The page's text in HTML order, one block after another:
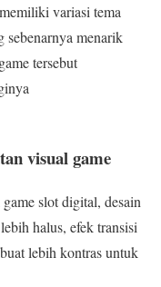
variasi tema
menarik
tersebut
visual game
slot digital, desain
halus, efek transisi
lebih kontras untuk